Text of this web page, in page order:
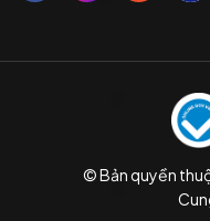
© Bản quyền